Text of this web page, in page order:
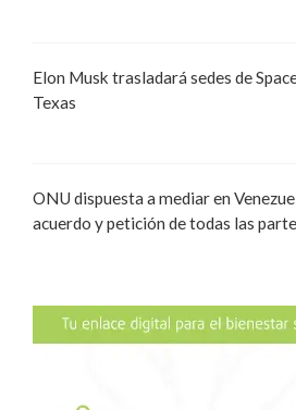
Elon Musk trasladará sedes de
Texas
ONU dispuesta a mediar en
acuerdo y petición de todas las